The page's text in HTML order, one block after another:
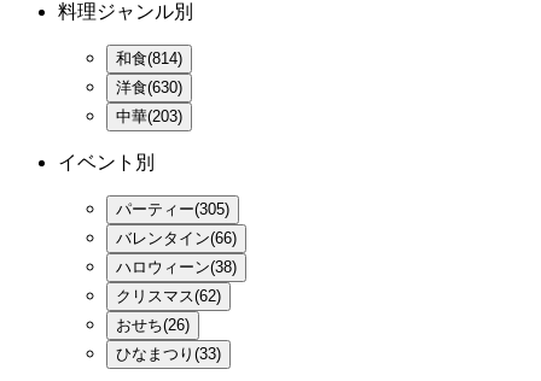
料理ジャンル別
和食(814)
洋食(630)
中華(203)
イベント別
パーティー(305)
バレンタイン(66)
ハロウィーン(38)
クリスマス(62)
おせち(26)
ひなまつり(33)